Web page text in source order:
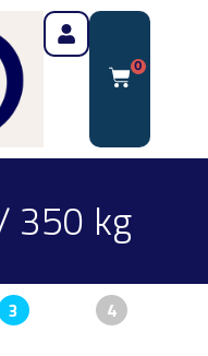
0
350 kg
3 4